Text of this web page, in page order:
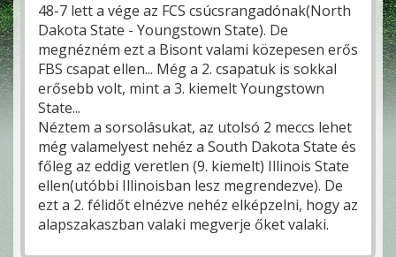
48-7 lett a vége az FCS csúcsrangadónak(North
Dakota State - Youngstown State). De
megnézném ezt a Bisont valami közepesen erős
FBS csapat ellen... Még a 2. csapatuk is sokkal
erősebb volt, mint a 3. kiemelt Youngstown
State...
Néztem a sorsolásukat, az utolsó 2 meccs lehet
még valamelyest nehéz a South Dakota State és
főleg az eddig veretlen (9. kiemelt) Illinois State
ellen(utóbbi Illinoisban lesz megrendezve). De
ezt a 2. félidőt elnézve nehéz elképzelni, hogy az
alapszakaszban valaki megverje őket valaki.